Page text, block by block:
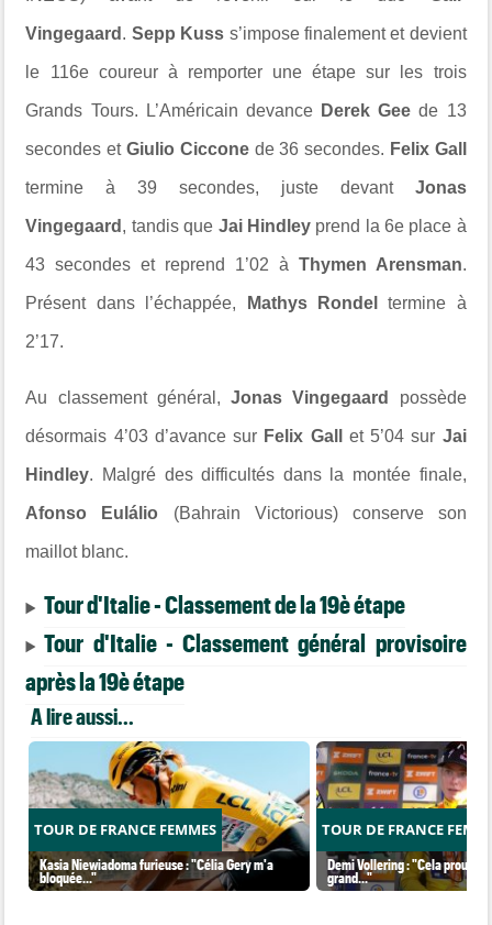
Vingegaard . Sepp Kuss s’impose finalement et devient
le 116e coureur à remporter une étape sur les trois
Grands Tours. L’Américain devance Derek Gee de 13
secondes et Giulio Cicconede 36 secondes. Felix Gall
termine à 39 secondes, juste devant Jonas
Vingegaard , tandis que Jai Hindleyprend la 6e place à
43 secondes et reprend 1’02 à Thymen Arensman.
Présent dans l’échappée, Mathys Rondeltermine à
2’17.
Au classement général,Jonas Vingegaard possède
désormais 4’03 d’avance sur Felix Gall et 5’04 sur Jai
Hindley. Malgré des difficultés dans la montée finale,
Afonso Eulálio (Bahrain Victorious) conserve son
maillot blanc.
Tour d'Italie - Classement de la 19è étape
Tour d'Italie - Classement général provisoire
après la 19è étape
A lire aussi...
TOUR DE FRANCE FEMMES
Kasia Niewiadoma furieuse : "Célia Gery m'a
bloquée..."
TOUR DE FRANCE
Demi Vollering : "Cela prouve
grand..."